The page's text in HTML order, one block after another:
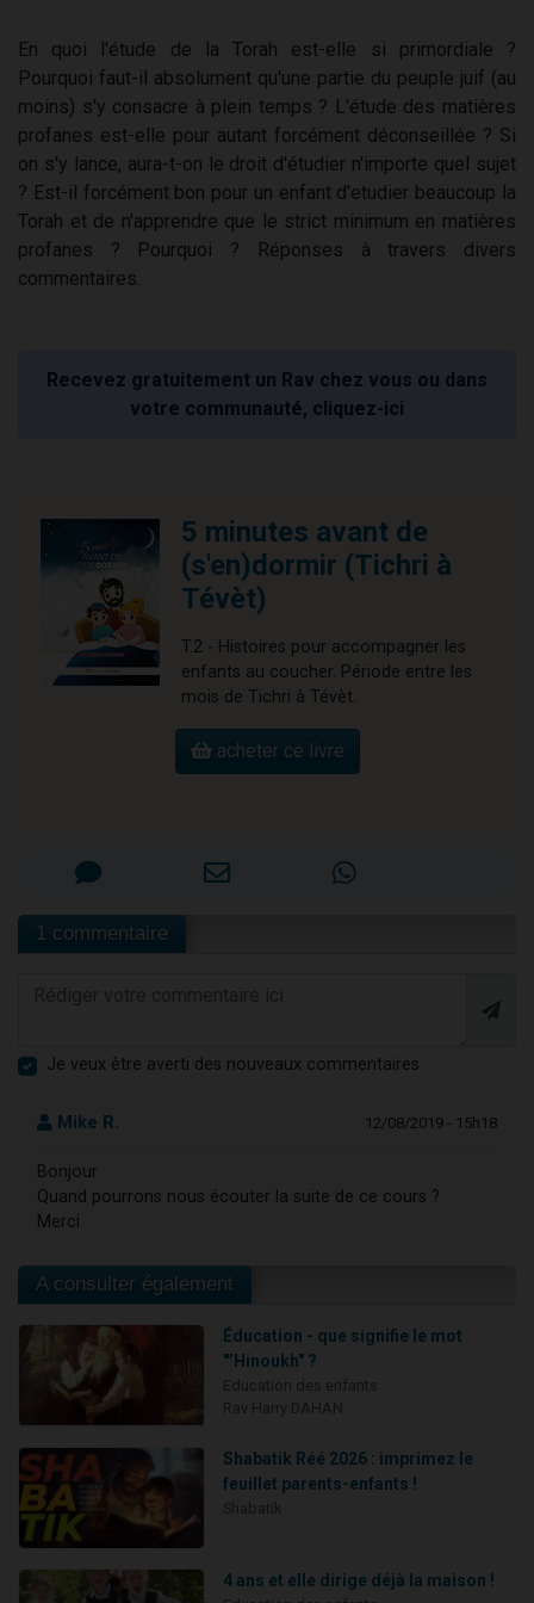
En quoi l'étude de la Torah est-elle si primordiale ?
Pourquoi faut-il absolument qu'une partie du peuple juif (au
moins) s'y consacre à plein temps ? L'étude des matières
profanes est-elle pour autant forcément déconseillée ? Si
on s'y lance, aura-t-on le droit d'étudier n'importe quel sujet
? Est-il forcément bon pour un enfant d'etudier beaucoup la
Torah et de n'apprendre que le strict minimum en matières
profanes ? Pourquoi ? Réponses à travers divers
commentaires.
Recevez gratuitement un Rav chez vous ou dans
votre communauté, cliquez-ici
5 minutes avant de
(s'en)dormir (Tichri à
Tévèt)
T.2 - Histoires pour accompagner les
enfants au coucher. Période entre les
mois de Tichri à Tévèt.
acheter ce livre
1 commentaire
Je veux être averti des nouveaux commentaires
Mike R. 12/08/2019 - 15h18
Bonjour
Quand pourrons nous écouter la suite de ce cours ?
Merci
A consulter également
Éducation - que signifie le mot
"’Hinoukh" ?
Shabatik Réé 2026 : imprimez le
feuillet parents-enfants !
4 ans et elle dirige déjà la maison !